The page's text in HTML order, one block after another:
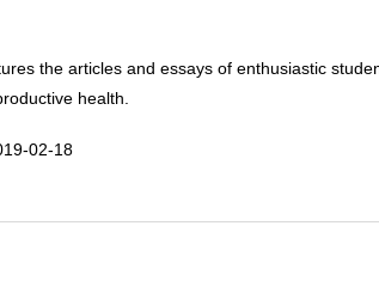
the articles and essays of enthusiastic
health.
02-18